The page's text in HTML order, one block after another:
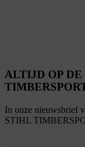
ALTIJD OP
In onze nieuwsbrief
STIHL